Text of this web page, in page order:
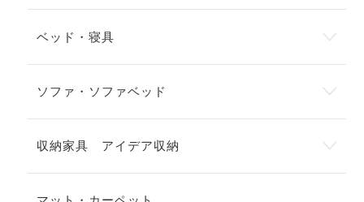
ベッド・寝具
ソファ・ソファベッド
収納家具 アイデア収納